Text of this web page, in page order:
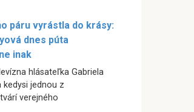
páru vyrástla do krásy:
dnes púta
inak
hlásateľka Gabriela
kedysi jednou z
verejného